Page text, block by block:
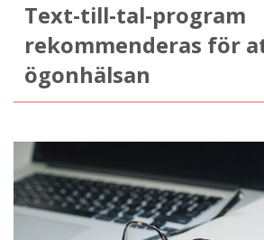
Text-till-tal-program
rekommenderas för
ögonhälsan